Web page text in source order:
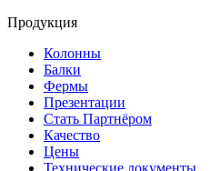
Продукция
Колонны
Балки
Фермы
Презентации
Стать Партнёром
Качество
Цены
Технические документы